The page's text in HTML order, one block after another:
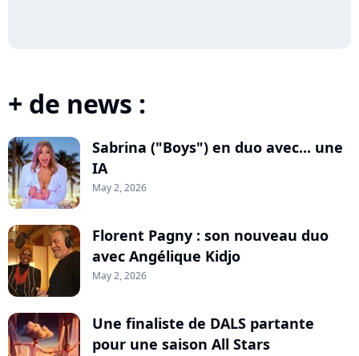
+ de news :
Sabrina ("Boys") en duo avec... une
IA
May 2, 2026
Florent Pagny : son nouveau duo
avec Angélique Kidjo
May 2, 2026
Une finaliste de DALS partante
pour une saison All Stars